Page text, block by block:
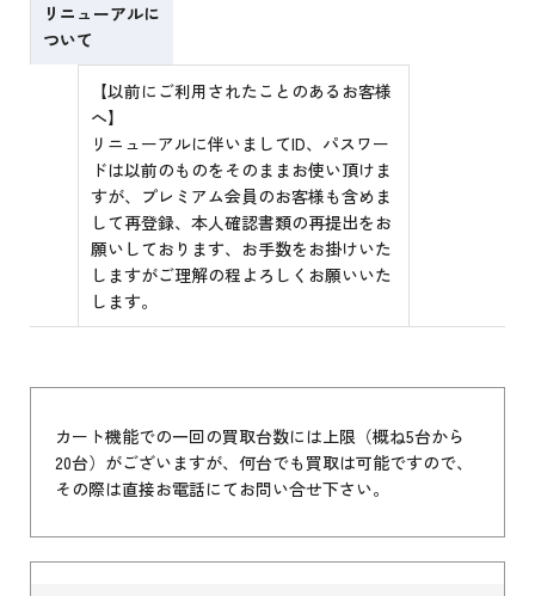
リニューアルに
ついて
【以前にご利用されたことのあるお客様
へ】
リニューアルに伴いましてID、パスワー
ドは以前のものをそのままお使い頂けま
すが、プレミアム会員のお客様も含めま
して再登録、本人確認書類の再提出をお
願いしております、お手数をお掛けいた
しますがご理解の程よろしくお願いいた
します。
カート機能での一回の買取台数には上限（概ね5台から
20台）がございますが、何台でも買取は可能ですので、
その際は直接お電話にてお問い合せ下さい。